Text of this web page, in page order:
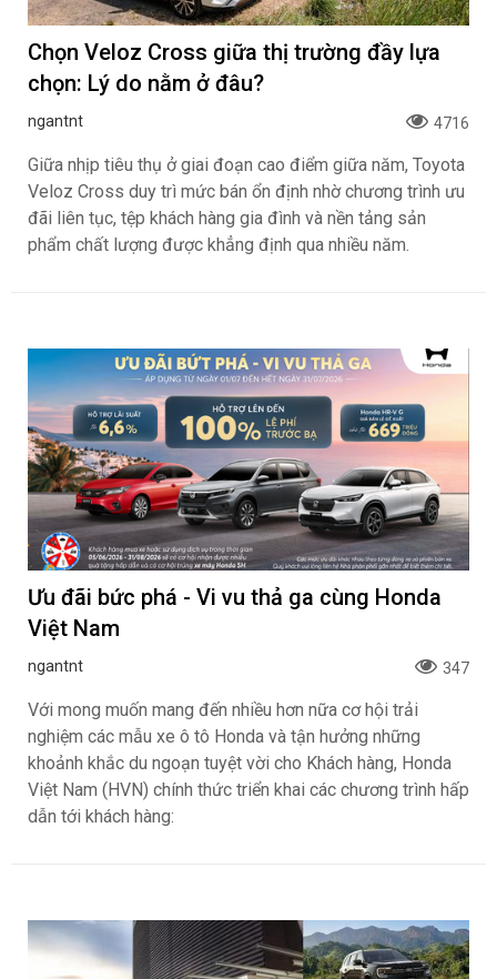
Chọn Veloz Cross giữa thị trường đầy lựa
chọn: Lý do nằm ở đâu?
ngantnt 4716
Giữa nhịp tiêu thụ ở giai đoạn cao điểm giữa năm, Toyota
Veloz Cross duy trì mức bán ổn định nhờ chương trình ưu
đãi liên tục, tệp khách hàng gia đình và nền tảng sản
phẩm chất lượng được khẳng định qua nhiều năm.
Ưu đãi bức phá - Vi vu thả ga cùng Honda
Việt Nam
ngantnt 347
Với mong muốn mang đến nhiều hơn nữa cơ hội trải
nghiệm các mẫu xe ô tô Honda và tận hưởng những
khoảnh khắc du ngoạn tuyệt vời cho Khách hàng, Honda
Việt Nam (HVN) chính thức triển khai các chương trình hấp
dẫn tới khách hàng: